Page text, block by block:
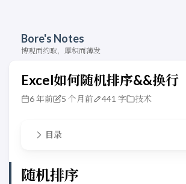
Bore's Notes
博观而约取，厚积而薄发
Excel如何随机排序&&换行
6 年前 5 个月前 441 字 技术
目录
随机排序